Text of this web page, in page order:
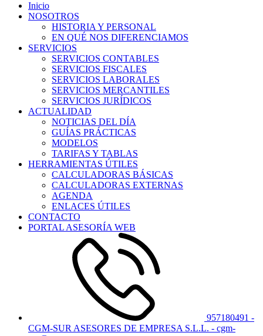
Inicio
NOSOTROS
HISTORIA Y PERSONAL
EN QUÉ NOS DIFERENCIAMOS
SERVICIOS
SERVICIOS CONTABLES
SERVICIOS FISCALES
SERVICIOS LABORALES
SERVICIOS MERCANTILES
SERVICIOS JURÍDICOS
ACTUALIDAD
NOTICIAS DEL DÍA
GUÍAS PRÁCTICAS
MODELOS
TARIFAS Y TABLAS
HERRAMIENTAS ÚTILES
CALCULADORAS BÁSICAS
CALCULADORAS EXTERNAS
AGENDA
ENLACES ÚTILES
CONTACTO
PORTAL ASESORÍA WEB
957180491 -
CGM-SUR ASESORES DE EMPRESA S.L.L. - cgm-